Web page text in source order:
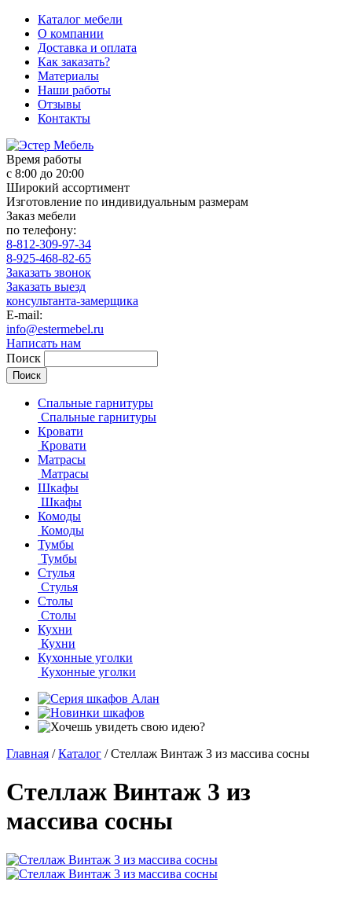
Каталог мебели
О компании
Доставка и оплата
Как заказать?
Материалы
Наши работы
Отзывы
Контакты
Время работы
с 8:00 до 20:00
Широкий ассортимент
Изготовление по индивидуальным размерам
Заказ мебели
по телефону:
8-812-309-97-34
8-925-468-82-65
Заказать звонок
Заказать выезд
консультанта-замерщика
E-mail:
info@estermebel.ru
Написать нам
Поиск
Спальные гарнитуры
Спальные гарнитуры
Кровати
Кровати
Матрасы
Матрасы
Шкафы
Шкафы
Комоды
Комоды
Тумбы
Тумбы
Стулья
Стулья
Столы
Столы
Кухни
Кухни
Кухонные уголки
Кухонные уголки
Главная / Каталог / Стеллаж Винтаж 3 из массива сосны
Стеллаж Винтаж 3 из
массива сосны